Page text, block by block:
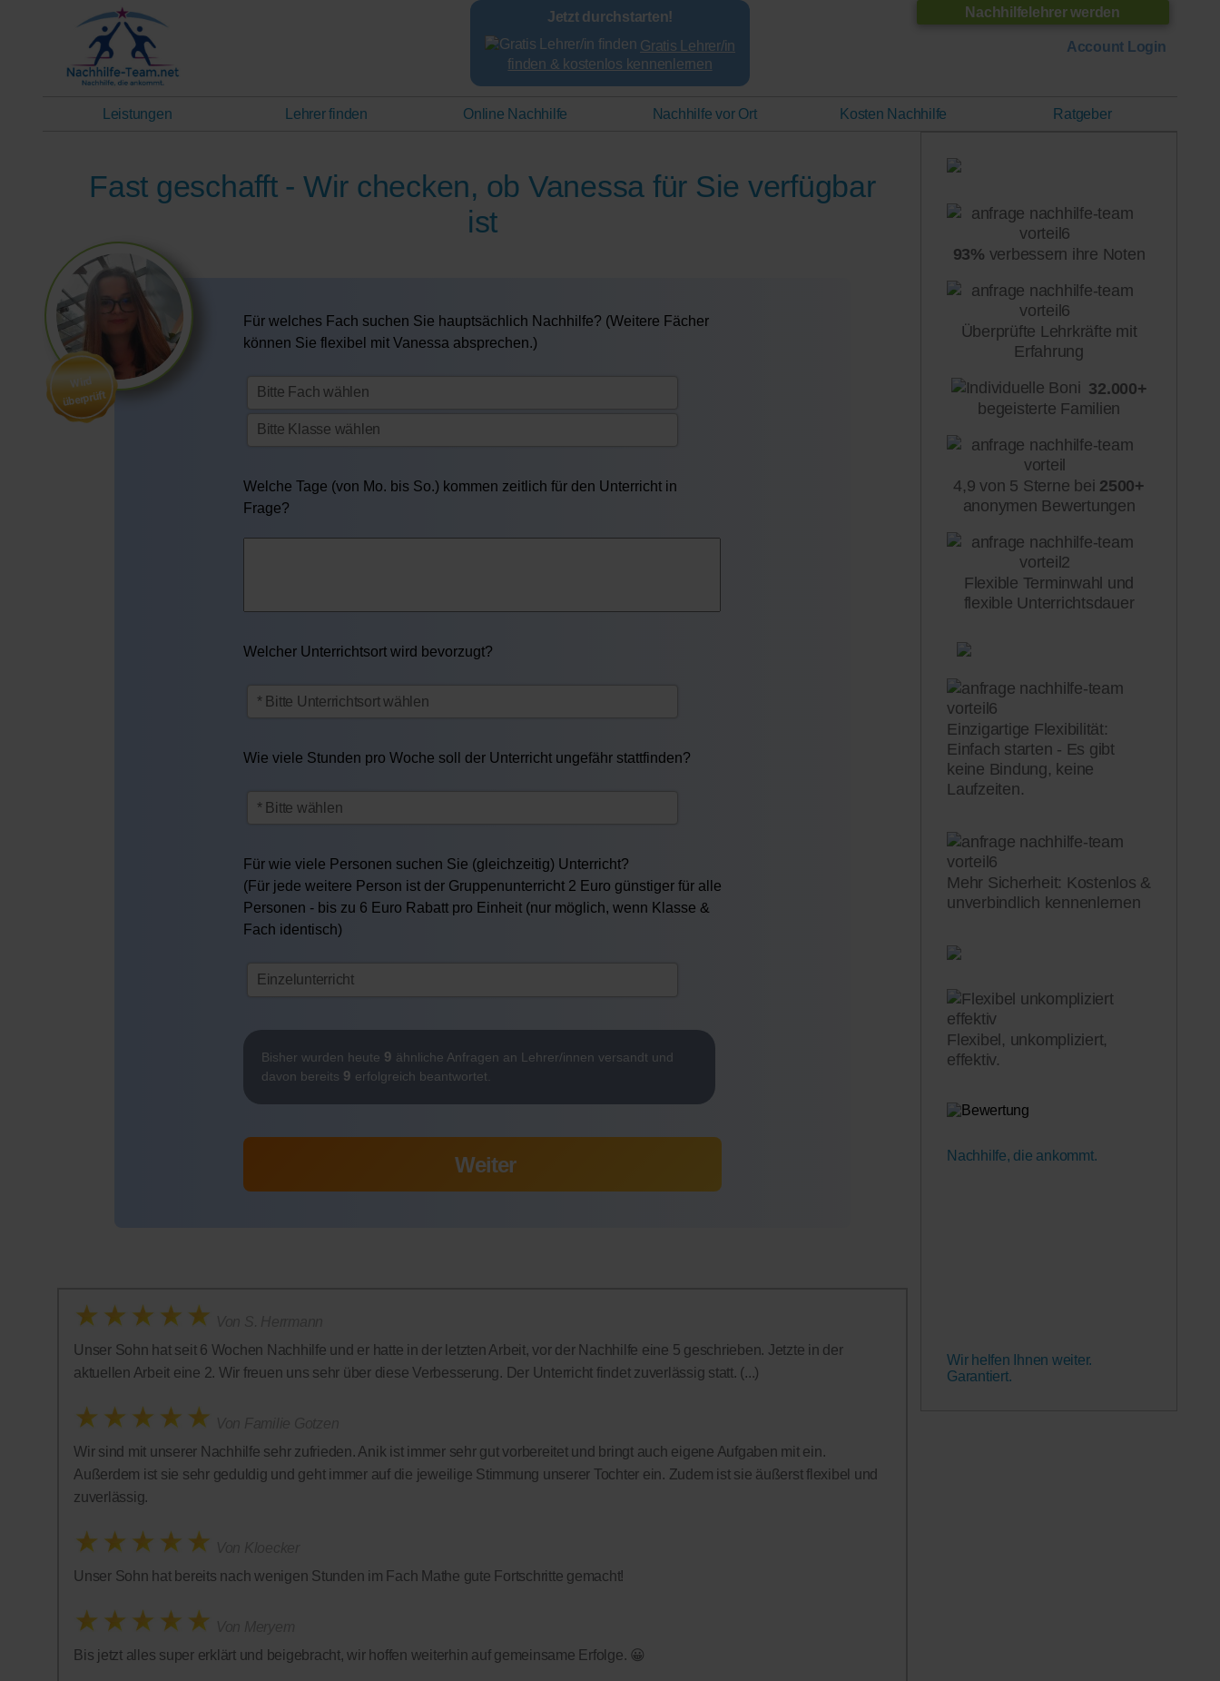
Nachhilfelehrer werden
Account Login
Jetzt durchstarten!
Gratis Lehrer/in
finden & kostenlos kennenlernen
Leistungen Lehrer finden Online Nachhilfe Nachhilfe vor Ort Kosten Nachhilfe Ratgeber
93% verbessern ihre Noten
Überprüfte Lehrkräfte mit
Erfahrung
32.000+
begeisterte Familien
4,9 von 5 Sterne bei 2500+
anonymen Bewertungen
Flexible Terminwahl und
flexible Unterrichtsdauer
Einzigartige Flexibilität:
Einfach starten - Es gibt
keine Bindung, keine
Laufzeiten.
Mehr Sicherheit: Kostenlos &
unverbindlich kennenlernen
Flexibel, unkompliziert,
effektiv.
Nachhilfe, die ankommt.
Wir helfen Ihnen weiter.
Garantiert.
Wird
überprüft
Fast geschafft - Wir checken, ob Vanessa für Sie verfügbar
ist
Für welches Fach suchen Sie hauptsächlich Nachhilfe? (Weitere Fächer
können Sie flexibel mit Vanessa absprechen.)
Welche Tage (von Mo. bis So.) kommen zeitlich für den Unterricht in
Frage?
Welcher Unterrichtsort wird bevorzugt?
Wie viele Stunden pro Woche soll der Unterricht ungefähr stattfinden?
Für wie viele Personen suchen Sie (gleichzeitig) Unterricht?
(Für jede weitere Person ist der Gruppenunterricht 2 Euro günstiger für alle
Personen - bis zu 6 Euro Rabatt pro Einheit (nur möglich, wenn Klasse &
Fach identisch)
Bisher wurden heute 9 ähnliche Anfragen an Lehrer/innen versandt und
davon bereits 9 erfolgreich beantwortet.
Unser Sohn hat seit 6 Wochen Nachhilfe und er hatte in der letzten Arbeit, vor der Nachhilfe eine 5 geschrieben. Jetzte in der
aktuellen Arbeit eine 2. Wir freuen uns sehr über diese Verbesserung. Der Unterricht findet zuverlässig statt. (...)
Wir sind mit unserer Nachhilfe sehr zufrieden. Anik ist immer sehr gut vorbereitet und bringt auch eigene Aufgaben mit ein.
Außerdem ist sie sehr geduldig und geht immer auf die jeweilige Stimmung unserer Tochter ein. Zudem ist sie äußerst flexibel und
zuverlässig.
Unser Sohn hat bereits nach wenigen Stunden im Fach Mathe gute Fortschritte gemacht!
Bis jetzt alles super erklärt und beigebracht, wir hoffen weiterhin auf gemeinsame Erfolge. 😀